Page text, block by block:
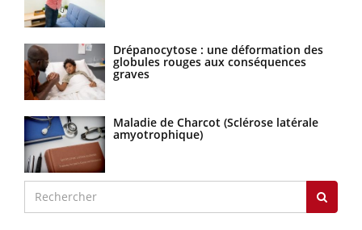
Drépanocytose : une déformation des
globules rouges aux conséquences
graves
Maladie de Charcot (Sclérose latérale
amyotrophique)